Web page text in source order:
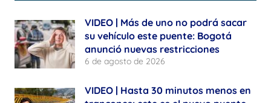
VIDEO | Más de uno no podrá sacar
su vehículo este puente: Bogotá
anunció nuevas restricciones
6 de agosto de 2026
VIDEO | Hasta 30 minutos menos en